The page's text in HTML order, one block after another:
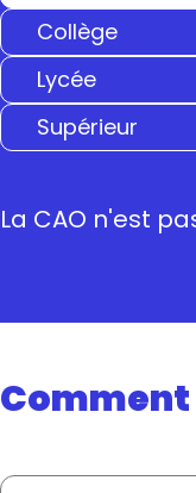
Collège
Lycée
Supérieur
La CAO n'est
Comment